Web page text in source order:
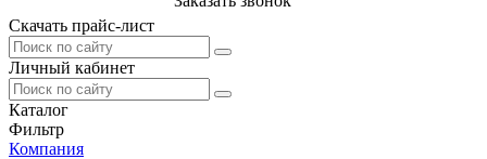
Скачать прайс-лист
Личный кабинет
Каталог
Фильтр
Компания